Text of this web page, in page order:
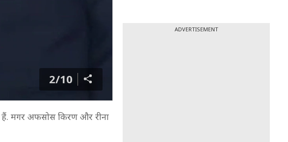
2/10
हैं. मगर अफसोस किरण और रीना
ADVERTISEMENT